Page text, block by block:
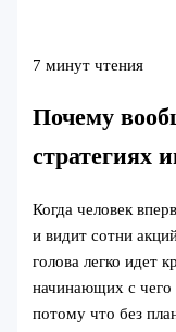
7 минут чтения
Почему
стратегиях
Когда человек
и видит сотни
голова легко идет
начинающих с чего
потому что без